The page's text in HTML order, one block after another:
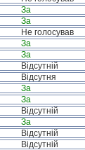
За
За
Не голосував
За
За
Відсутній
Відсутня
За
За
Відсутній
За
Відсутній
Відсутній